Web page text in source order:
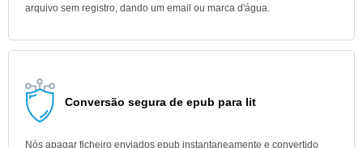
arquivo sem registro, dando um email ou marca d'água.
Conversão segura de epub para lit
Nós apagar ficheiro enviados epub instantaneamente e convertido